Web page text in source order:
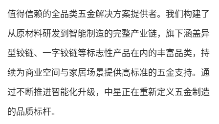
值得信赖的全品类五金解决方案提供者。我们构建了
从原材料研发到智能制造的完整产业链，旗下涵盖异
型铰链、一字铰链等标志性产品在内的丰富品类，持
续为商业空间与家居场景提供高标准的五金支持。通
过不断推进智能化升级，中星正在重新定义五金制造
的品质标杆。